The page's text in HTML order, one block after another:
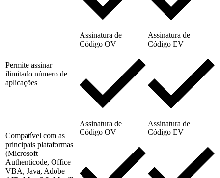
Permite assinar
ilimitado número de
aplicações
Assinatura de
Código OV
Assinatura de
Código EV
Compatível com as
principais plataformas
(Microsoft
Authenticode, Office
VBA, Java, Adobe
Assinatura de
Código OV
Assinatura de
Código EV